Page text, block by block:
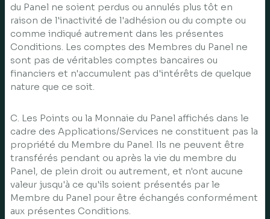
du Panel ne soient perdus ou annulés plus tôt en
raison de l'inactivité de l'adhésion ou du compte ou
comme indiqué autrement dans les présentes
Conditions. Les comptes des Membres du Panel ne
sont pas de véritables comptes bancaires ou
financiers et n'accumulent pas d'intérêts de quelque
nature que ce soit.
C. Les Points ou la Monnaie du Panel affichés dans le
cadre des Applications/Services ne constituent pas la
propriété du Membre du Panel. Ils ne peuvent être
transférés pendant ou après la vie du membre du
Panel, de plein droit ou autrement, et n'ont aucune
valeur jusqu'à ce qu'ils soient présentés par le
Membre du Panel pour être échangés conformément
aux présentes Conditions.